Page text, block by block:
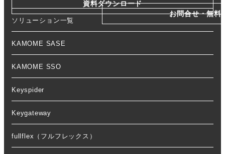
資料ダウンロード
お問合せ・無料
ソリューション一覧
KAMOME SASE
KAMOME SSO
Keyspider
Keygateway
fullflex（フルフレックス）